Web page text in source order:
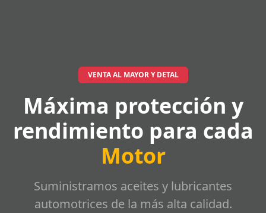
VENTA AL MAYOR Y DETAL
Máxima protección y
rendimiento para cada
Motor
Suministramos aceites y lubricantes
automotrices de la más alta calidad.